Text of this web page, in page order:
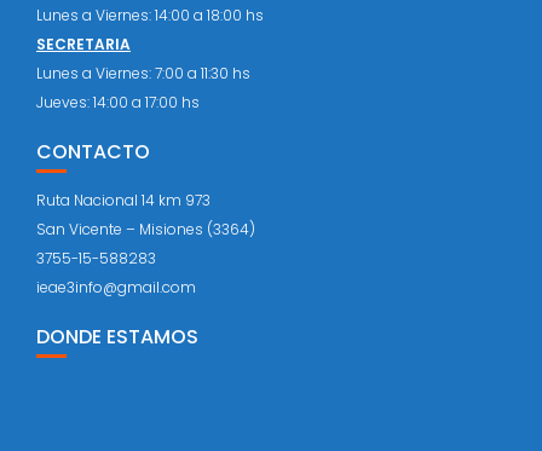
Lunes a Viernes: 14:00 a 18:00 hs
SECRETARIA
Lunes a Viernes: 7:00 a 11:30 hs
Jueves: 14:00 a 17:00 hs
CONTACTO
Ruta Nacional 14 km 973
San Vicente – Misiones (3364)
3755-15-588283
ieae3info@gmail.com
DONDE ESTAMOS